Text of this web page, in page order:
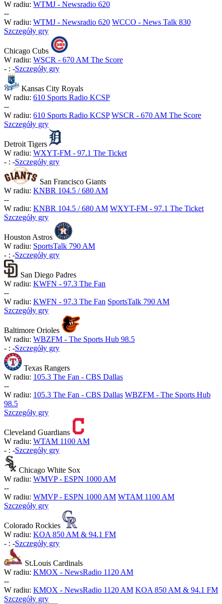
W radiu: WTMJ - Newsradio 620
--
W radiu: WTMJ - Newsradio 620 WCCO - News Talk 830
Szczegóły gry
Chicago Cubs
W radiu: WSCR - 670 AM The Score
- : -Szczegóły gry
Kansas City Royals
W radiu: 610 Sports Radio KCSP
--
W radiu: 610 Sports Radio KCSP WSCR - 670 AM The Score
Szczegóły gry
Detroit Tigers
W radiu: WXYT-FM - 97.1 The Ticket
- : -Szczegóły gry
San Francisco Giants
W radiu: KNBR 104.5 / 680 AM
--
W radiu: KNBR 104.5 / 680 AM WXYT-FM - 97.1 The Ticket
Szczegóły gry
Houston Astros
W radiu: SportsTalk 790 AM
- : -Szczegóły gry
San Diego Padres
W radiu: KWFN - 97.3 The Fan
--
W radiu: KWFN - 97.3 The Fan SportsTalk 790 AM
Szczegóły gry
Baltimore Orioles
W radiu: WBZFM - The Sports Hub 98.5
- : -Szczegóły gry
Texas Rangers
W radiu: 105.3 The Fan - CBS Dallas
--
W radiu: 105.3 The Fan - CBS Dallas WBZFM - The Sports Hub
98.5
Szczegóły gry
Cleveland Guardians
W radiu: WTAM 1100 AM
- : -Szczegóły gry
Chicago White Sox
W radiu: WMVP - ESPN 1000 AM
--
W radiu: WMVP - ESPN 1000 AM WTAM 1100 AM
Szczegóły gry
Colorado Rockies
W radiu: KOA 850 AM & 94.1 FM
- : -Szczegóły gry
St.Louis Cardinals
W radiu: KMOX - NewsRadio 1120 AM
--
W radiu: KMOX - NewsRadio 1120 AM KOA 850 AM & 94.1 FM
Szczegóły gry